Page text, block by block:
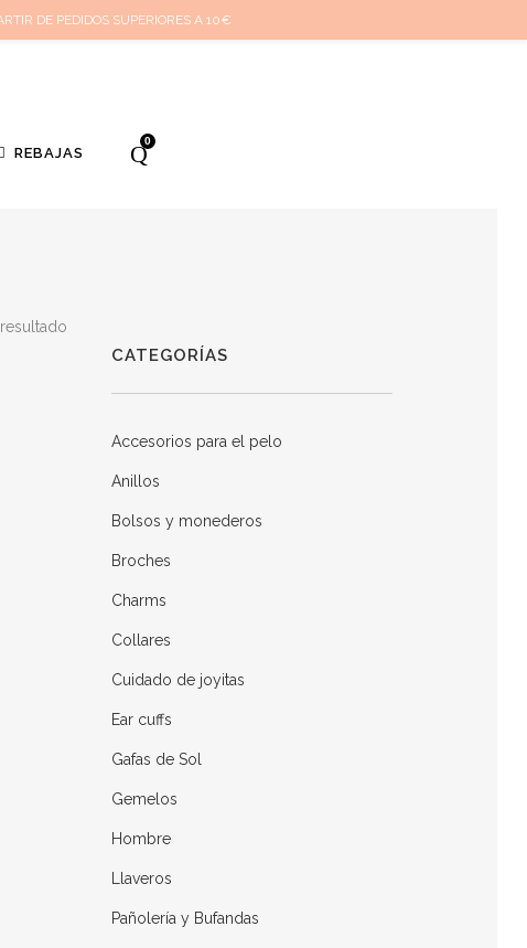
Mi cuenta Cuidado de tus joyas
REBAJAS
0
CATEGORÍAS
Accesorios para el pelo
Anillos
Bolsos y monederos
Broches
Charms
Collares
Cuidado de joyitas
Ear cuffs
Gafas de Sol
Gemelos
Hombre
Llaveros
Pañolería y Bufandas
DE PEDIDOS SUPERIORES A 10€